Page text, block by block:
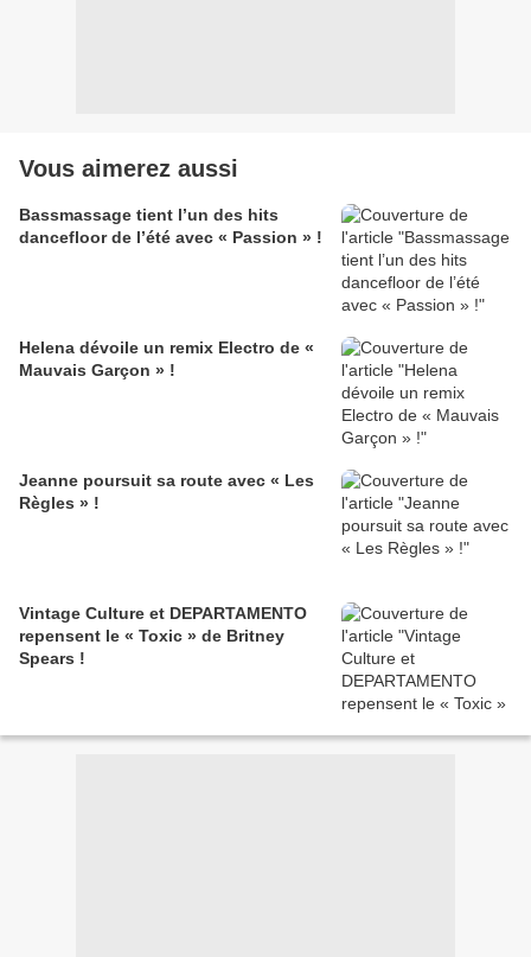
Vous aimerez aussi
Bassmassage tient l’un des hits
dancefloor de l’été avec « Passion » !
Helena dévoile un remix Electro de «
Mauvais Garçon » !
Jeanne poursuit sa route avec « Les
Règles » !
Vintage Culture et DEPARTAMENTO
repensent le « Toxic » de Britney
Spears !